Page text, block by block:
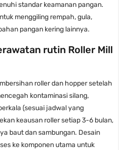
standar keamanan pangan.
menggiling rempah, gula,
pangan kering lainnya.
rutin Roller Mill
roller dan hopper setelah
kontaminasi silang,
(sesuai jadwal yang
keausan roller setiap 3-6 bulan,
baut dan sambungan. Desain
ke komponen utama untuk